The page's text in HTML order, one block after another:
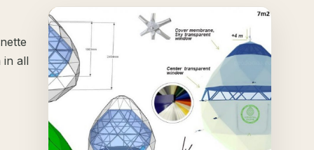
in all
Details
Offer!
Quick View